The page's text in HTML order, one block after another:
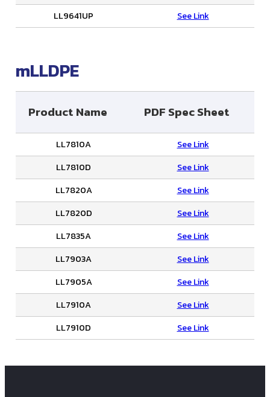
LL9641UP
See Link
mLLDPE
Product Name PDF Spec Sheet
LL7810A
See Link
LL7810D
See Link
LL7820A
See Link
LL7820D
See Link
LL7835A
See Link
LL7903A
See Link
LL7905A
See Link
LL7910A
See Link
LL7910D
See Link